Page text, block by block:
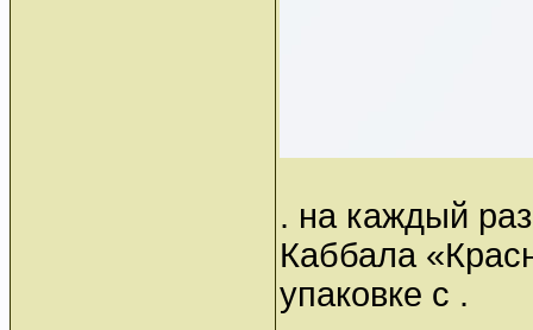
. на каждый
Каббала
упаковке с .